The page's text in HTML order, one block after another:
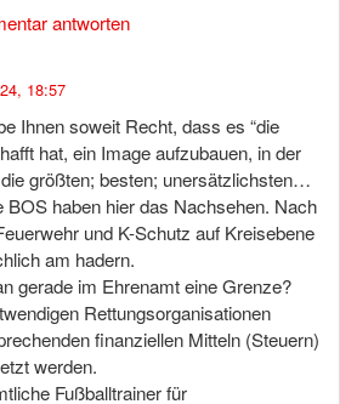
antworten
18:57
Ihnen soweit Recht, dass es “die
hat, ein Image aufzubauen, in der
größten; besten; unersätzlichsten…
BOS haben hier das Nachsehen. Nach
und K-Schutz auf Kreisebene
am hadern.
gerade im Ehrenamt eine Grenze?
Rettungsorganisationen
finanziellen Mitteln (Steuern)
werden.
Fußballtrainer für